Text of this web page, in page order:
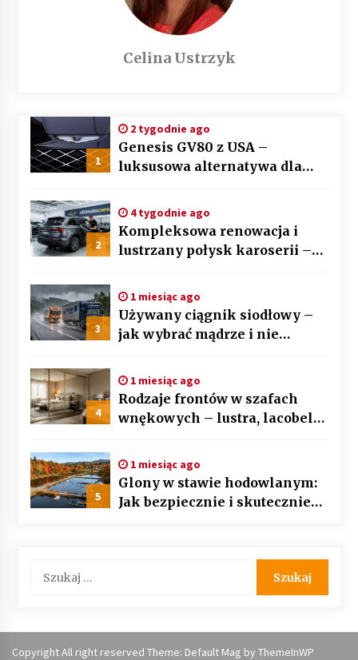
Celina Ustrzyk
1
2 tygodnie ago
Genesis GV80 z USA –
luksusowa alternatywa dla
2
4 tygodnie ago
Kompleksowa renowacja i
lustrzany połysk karoserii –
3
1 miesiąc ago
Używany ciągnik siodłowy –
jak wybrać mądrze i nie
po kroku
4
1 miesiąc ago
Rodzaje frontów w szafach
wnękowych – lustra, lacobel
5
1 miesiąc ago
Glony w stawie hodowlanym:
Jak bezpiecznie i skutecznie
Copyright All right reserved Theme: Default Mag by ThemeInWP